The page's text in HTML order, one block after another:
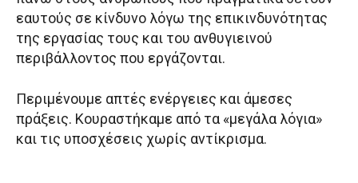
εαυτούς σε κίνδυνο λόγω της επικινδυνότητας
της εργασίας τους και του ανθυγιεινού
περιβάλλοντος που εργάζονται.
Περιμένουμε απτές ενέργειες και άμεσες
πράξεις. Κουραστήκαμε από τα «μεγάλα λόγια»
και τις υποσχέσεις χωρίς αντίκρισμα.